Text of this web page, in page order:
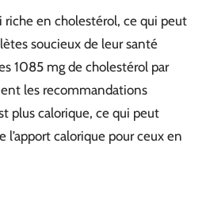
riche en cholestérol, ce qui peut
soucieux de leur santé
1085 mg de cholestérol par
les recommandations
plus calorique, ce qui peut
l’apport calorique pour ceux en